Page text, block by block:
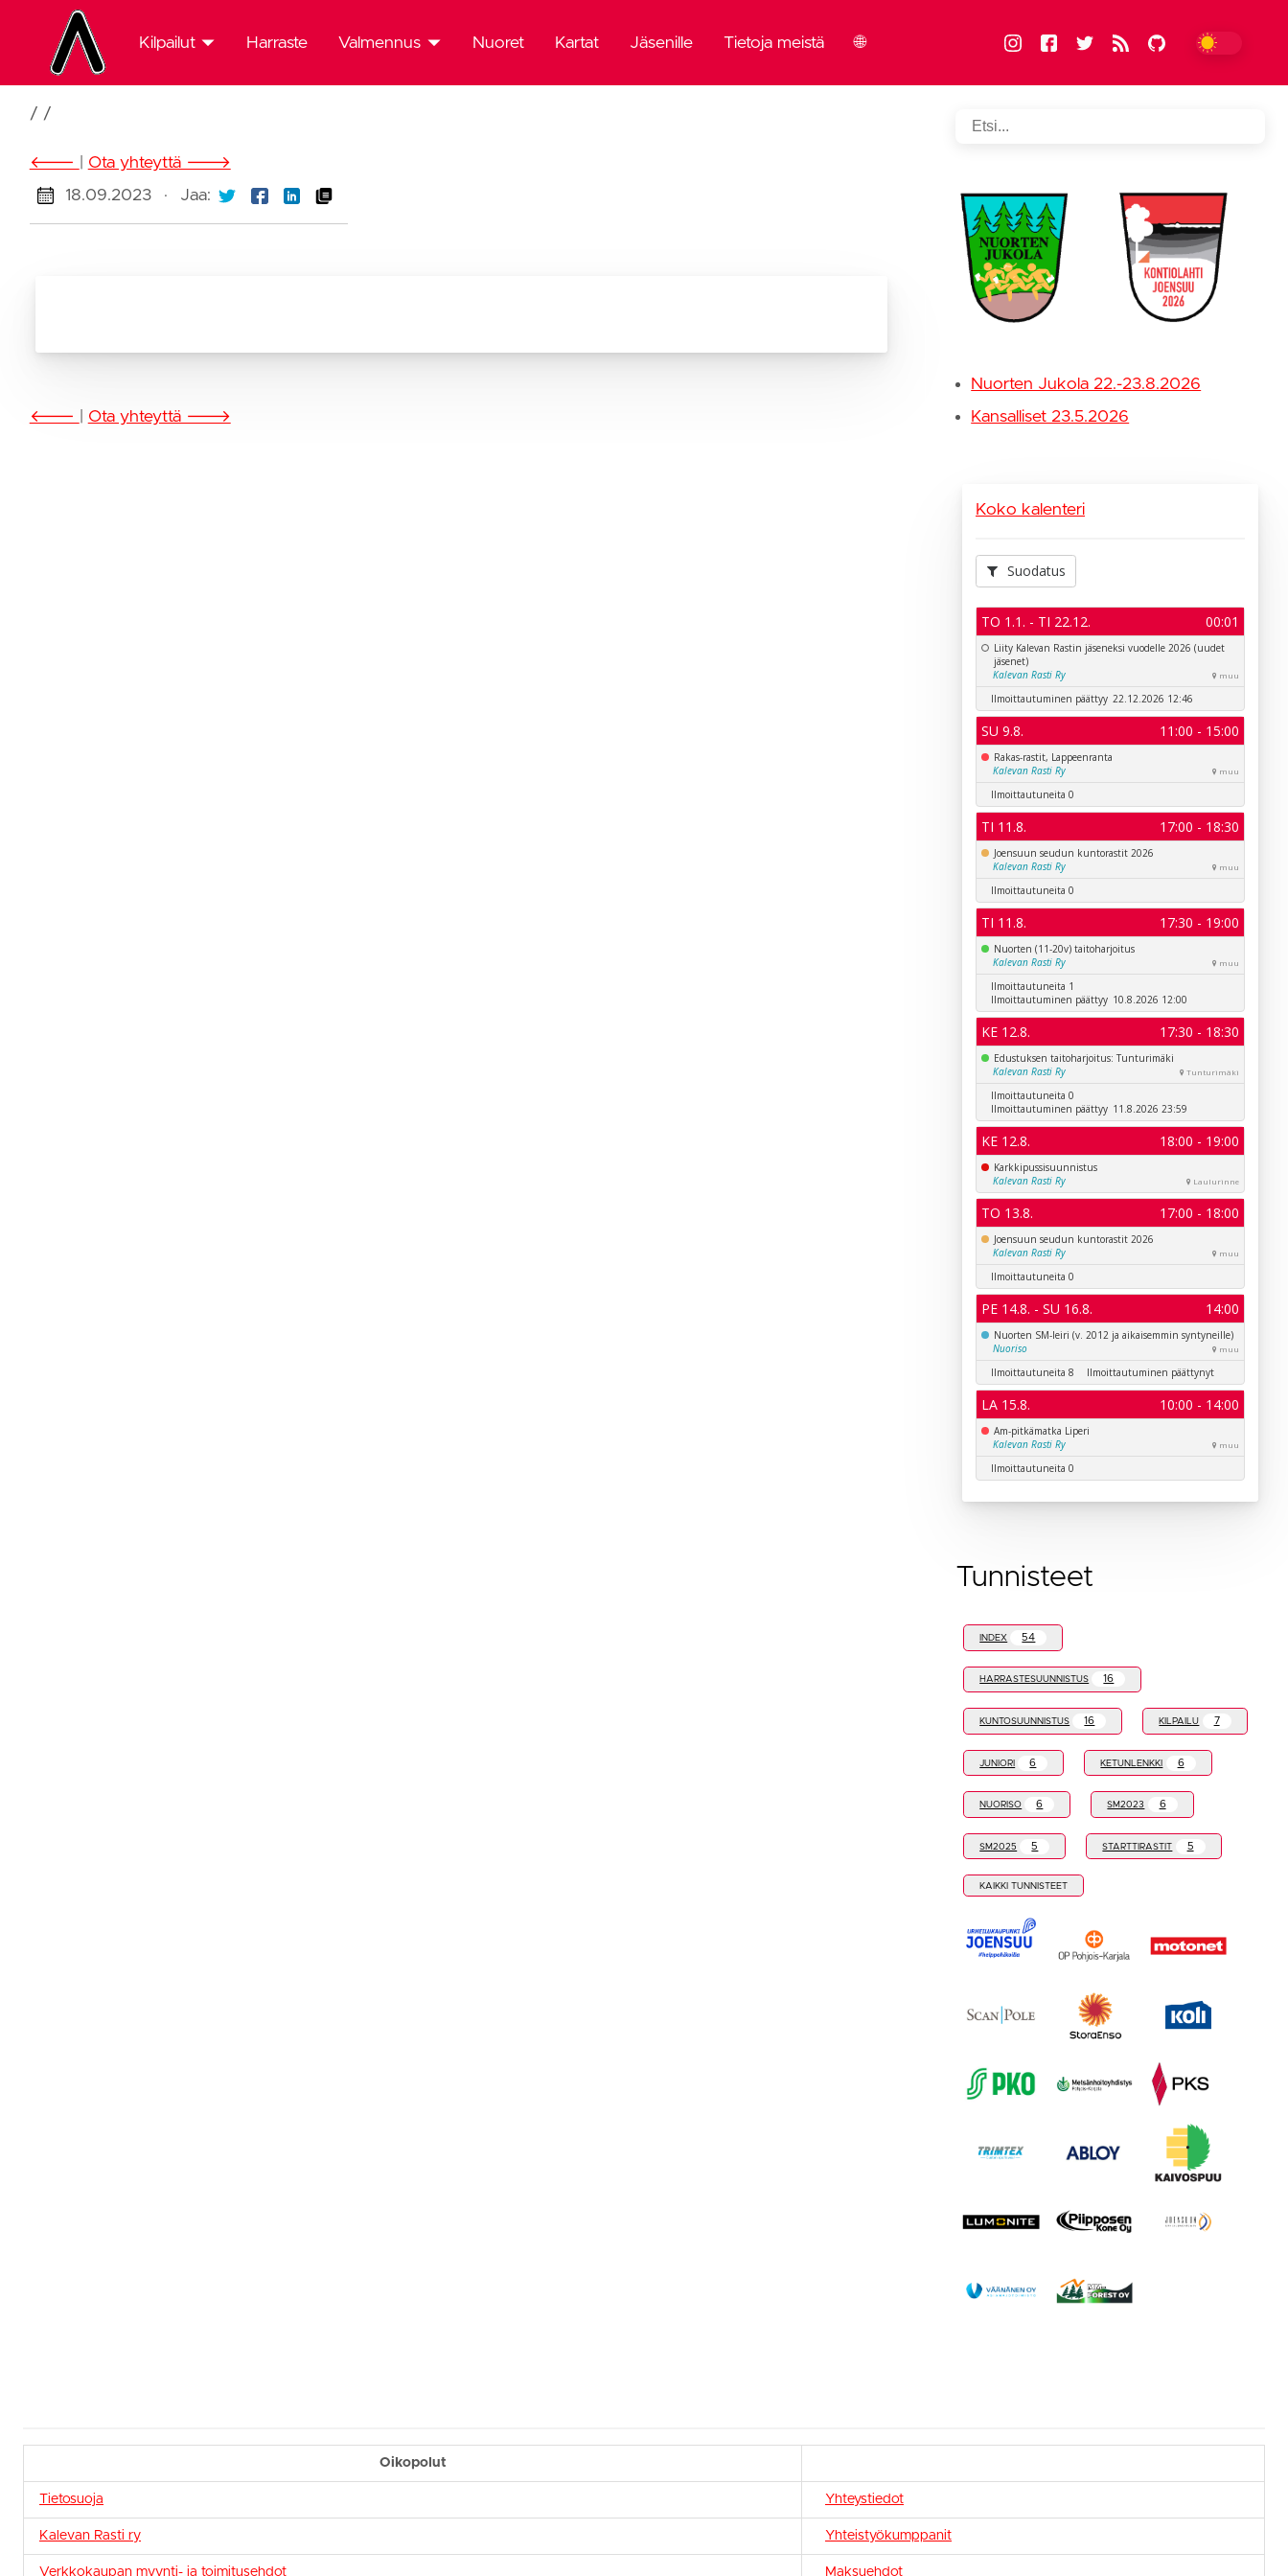
Kilpailut
Kilpailut
Nuorten
Jukola
keskimatka
2025
Harraste Valmennus
Valmennus
Nuoret Kartat Jäsenille Tietoja meistä 🌐
FIN
/ /
🡐
Ota yhteyttä 🡒
18.09.2023
· Jaa:
🡐 Ota yhteyttä 🡒
Nuorten Jukola 22.-23.8.2026
Kansalliset 23.5.2026
Koko kalenteri
Tunnisteet
INDEX 54
HARRASTESUUNNISTUS 16
KUNTOSUUNNISTUS 16 KILPAILU 7
JUNIORI 6 KETUNLENKKI 6
NUORISO 6 SM2023 6
SM2025 5 STARTTIRASTIT 5
KAIKKI TUNNISTEET
Oikopolut
Tietosuoja Yhteystiedot
Kalevan Rasti ry Yhteistyökumppanit
Verkkokaupan myynti- ja toimitusehdot Maksuehdot